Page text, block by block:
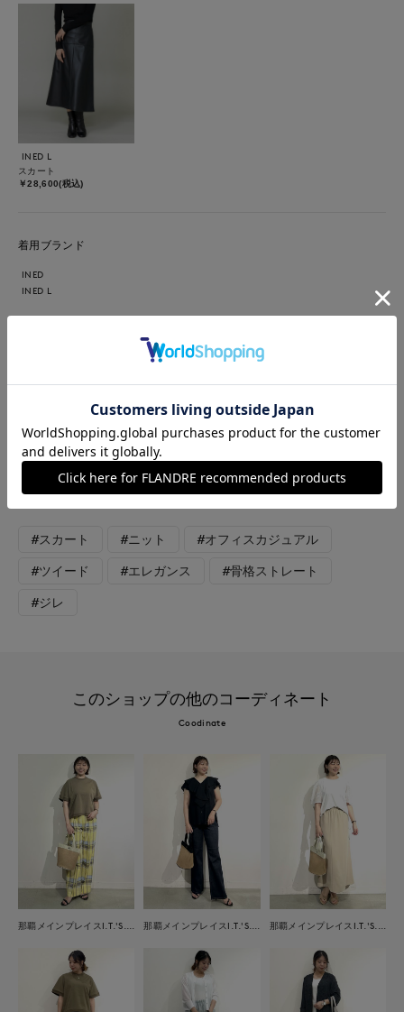
INED L
スカート
￥28,600(税込)
着用ブランド
INED
INED L
【着用サイズ】カーディガン:9号/ジレ:9号スカート:7号 カーデ
すっかり秋漂うアイテムで気分を変えて、オフィスコーデ。さり
げなく輝くスパンコールに複数の糸で編み立てされたカーディガ
ンとベストは、秋冬の主役にしたい華やかなセットアップアイテ
ム。一緒に合わせたフェイクレザースカートは綺麗なラインに加
えて、とても軽い着心地です。
#スカート #ニット #オフィスカジュアル
#ツイード #エレガンス #骨格ストレート
#ジレ
このショップの他のコーディネート
Coodinate